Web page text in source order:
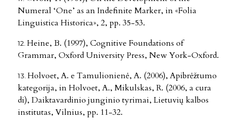
Numeral ‘One’ as an Indefinite Marker, in «Folia
Linguistica Historica», 2, pp. 35-53.
Heine, B. (1997), Cognitive Foundations of
Grammar, Oxford University Press, New York-Oxford.
Holvoet, A. e Tamulionienė, A. (2006), Apibrėžtumo
kategorija, in Holvoet, A., Mikulskas, R. (2006, a cura
di), Daiktavardinio junginio tyrimai, Lietuvių kalbos
institutas, Vilnius, pp. 11-32.